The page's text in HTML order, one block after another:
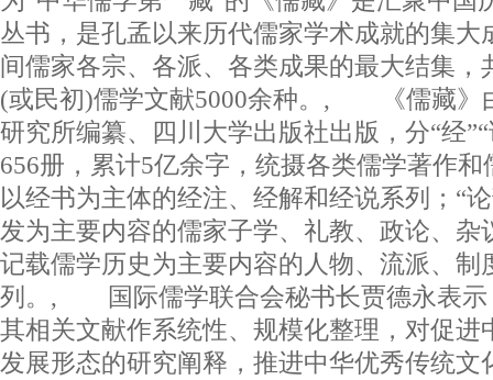
丛书，是孔孟以来历代儒家学术成就的集大
间儒家各宗、各派、各类成果的最大结集，
(或民初)儒学文献5000余种。, 《儒藏》
研究所编纂、四川大学出版社出版，分“经
656册，累计5亿余字，统摄各类儒学著作和
以经书为主体的经注、经解和经说系列；“
发为主要内容的儒家子学、礼教、政论、杂
记载儒学历史为主要内容的人物、流派、制
列。, 国际儒学联合会秘书长贾德永表示
其相关文献作系统性、规模化整理，对促进
发展形态的研究阐释，推进中华优秀传统文